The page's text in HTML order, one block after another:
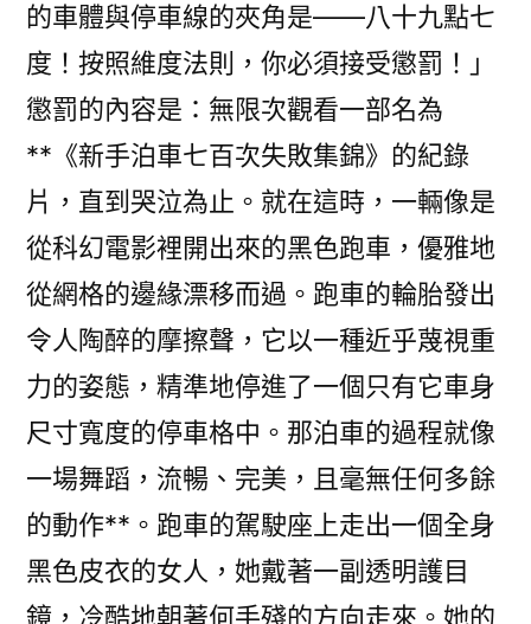
的車體與停車線的夾角是——八十九點七
度！按照維度法則，你必須接受懲罰！」
懲罰的內容是：無限次觀看一部名為
**《新手泊車七百次失敗集錦》的紀錄
片，直到哭泣為止。就在這時，一輛像是
從科幻電影裡開出來的黑色跑車，優雅地
從網格的邊緣漂移而過。跑車的輪胎發出
令人陶醉的摩擦聲，它以一種近乎蔑視重
力的姿態，精準地停進了一個只有它車身
尺寸寬度的停車格中。那泊車的過程就像
一場舞蹈，流暢、完美，且毫無任何多餘
的動作**。跑車的駕駛座上走出一個全身
黑色皮衣的女人，她戴著一副透明護目
鏡，冷酷地朝著何手殘的方向走來。她的